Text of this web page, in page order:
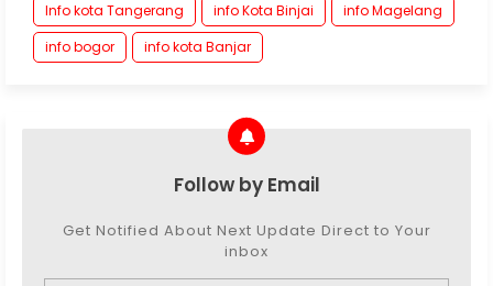
Info kota Tangerang
info Kota Binjai
info Magelang
info bogor
info kota Banjar
Follow by Email
Get Notified About Next Update Direct to Your
inbox